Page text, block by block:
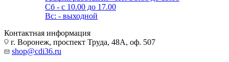
Сб - с 10.00 до 17.00
Вс: - выходной
Контактная информация
г. Воронеж, проспект Труда, 48А, оф. 507
shop@cdi36.ru